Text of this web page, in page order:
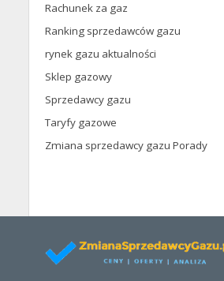
Rachunek za gaz
Ranking sprzedawców gazu
rynek gazu aktualności
Sklep gazowy
Sprzedawcy gazu
Taryfy gazowe
Zmiana sprzedawcy gazu Porady